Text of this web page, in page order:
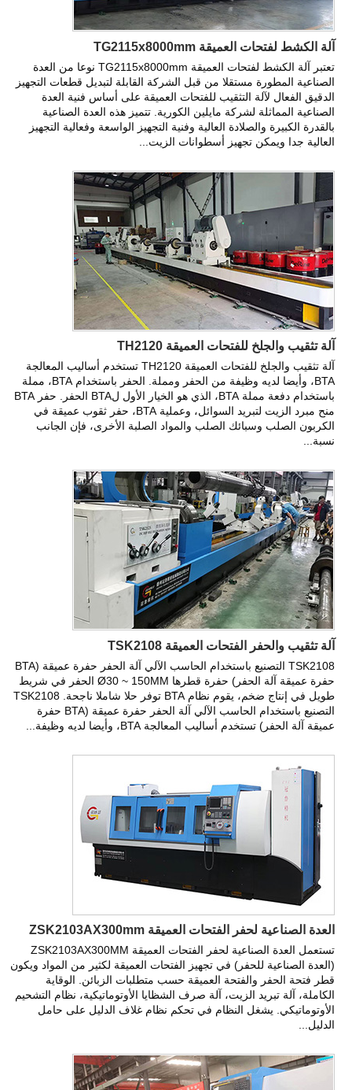
آلة الكشط لفتحات العميقة TG2115x8000mm
تعتبر آلة الكشط لفتحات العميقة TG2115x8000mm نوعا من العدة
الصناعية المطورة مستقلا من قبل الشركة القابلة لتبديل قطعات التجهيز
الدقيق الفعال لآلة التثقيب للفتحات العميقة على أساس فنية العدة
الصناعية المماثلة لشركة مايلين الكورية. تتميز هذه العدة الصناعية
بالقدرة الكبيرة والصلادة العالية وفنية التجهيز الواسعة وفعالية التجهيز
العالية جدا ويمكن تجهيز أسطوانات الزيت...
آلة تثقيب والجلخ للفتحات العميقة TH2120
آلة تثقيب والجلخ للفتحات العميقة TH2120 تستخدم أساليب المعالجة
BTA، وأيضا لديه وظيفة من الحفر ومملة. الحفر باستخدام BTA، مملة
باستخدام دفعة مملة BTA، الذي هو الخيار الأول لBTA الحفر. حفر BTA
منح مبرد الزيت لتبريد السوائل، وعملية BTA، حفر ثقوب عميقة في
الكربون الصلب وسبائك الصلب والمواد الصلبة الأخرى، فإن الجانب
نسبة...
آلة تثقيب والحفر الفتحات العميقة TSK2108
TSK2108 التصنيع باستخدام الحاسب الآلي آلة الحفر حفرة عميقة (BTA
حفرة عميقة آلة الحفر) حفرة قطرها Ø30 ~ 150MM الحفر في شريط
طويل في إنتاج ضخم، يقوم نظام BTA توفر حلا شاملا ناجحة. TSK2108
التصنيع باستخدام الحاسب الآلي آلة الحفر حفرة عميقة (BTA حفرة
عميقة آلة الحفر) تستخدم أساليب المعالجة BTA، وأيضا لديه وظيفة...
العدة الصناعية لحفر الفتحات العميقة ZSK2103AX300mm
تستعمل العدة الصناعية لحفر الفتحات العميقة ZSK2103AX300MM
(العدة الصناعية للحفر) في تجهيز الفتحات العميقة لكثير من المواد ويكون
قطر فتحة الحفر والفتحة العميقة حسب متطلبات الزبائن. الوقاية
الكاملة، آلة تبريد الزيت، آلة صرف الشظايا الأوتوماتيكية، نظام التشحيم
الأوتوماتيكي. يشغل النظام في تحكم نظام غلاف الدليل على حامل
الدليل...